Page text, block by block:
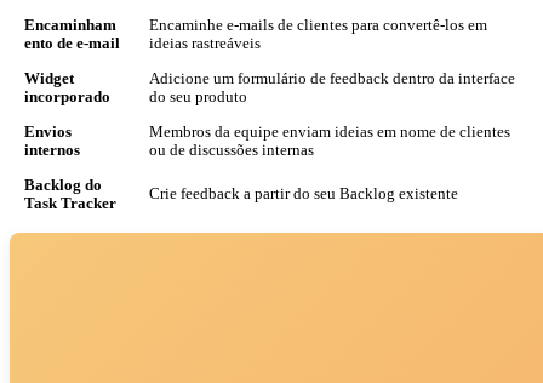
Encaminham
ento de e-mail
Encaminhe e-mails de clientes para convertê-los em
ideias rastreáveis
Widget
incorporado
Adicione um formulário de feedback dentro da interface
do seu produto
Envios
internos
Membros da equipe enviam ideias em nome de clientes
ou de discussões internas
Backlog do
Task Tracker
Crie feedback a partir do seu Backlog existente